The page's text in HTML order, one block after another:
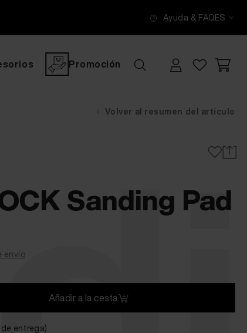
Ayuda & FAQES
Promoción
Volver al resumen del artículo
Sanding Pad
envío
Añadir a la cesta
entrega)